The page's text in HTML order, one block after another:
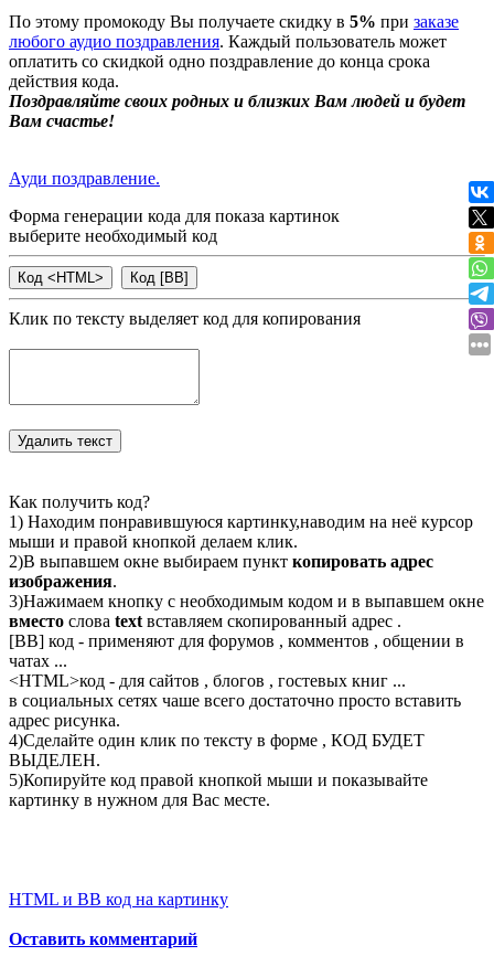
По этому промокоду Вы получаете скидку в 5% при заказе
любого аудио поздравления. Каждый пользователь может
оплатить со скидкой одно поздравление до конца срока
действия кода.
Поздравляйте своих родных и близких Вам людей и будет
Вам счастье!
Ауди поздравление.
Форма генерации кода для показа картинок
выберите необходимый код
Клик по тексту выделяет код для копирования
Как получить код?
1) Находим понравившуюся картинку,наводим на неё курсор
мыши и правой кнопкой делаем клик.
2)В выпавшем окне выбираем пункт копировать адрес
изображения.
3)Нажимаем кнопку с необходимым кодом и в выпавшем окне
вместо слова text вставляем скопированный адрес .
[BB] код - применяют для форумов , комментов , общении в
чатах ...
<HTML>код - для сайтов , блогов , гостевых книг ...
в социальных сетях чаше всего достаточно просто вставить
адрес рисунка.
4)Сделайте один клик по тексту в форме , КОД БУДЕТ
ВЫДЕЛЕН.
5)Копируйте код правой кнопкой мыши и показывайте
картинку в нужном для Вас месте.
HTML и BB код на картинку
Оставить комментарий